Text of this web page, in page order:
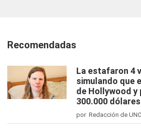
Recomendadas
La estafaron 4
simulando que
de Hollywood y
300.000 dólares
por Redacción de UNO